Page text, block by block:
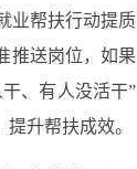
业帮扶行动提质
推送岗位，如果
、有人没活干”
升帮扶成效。